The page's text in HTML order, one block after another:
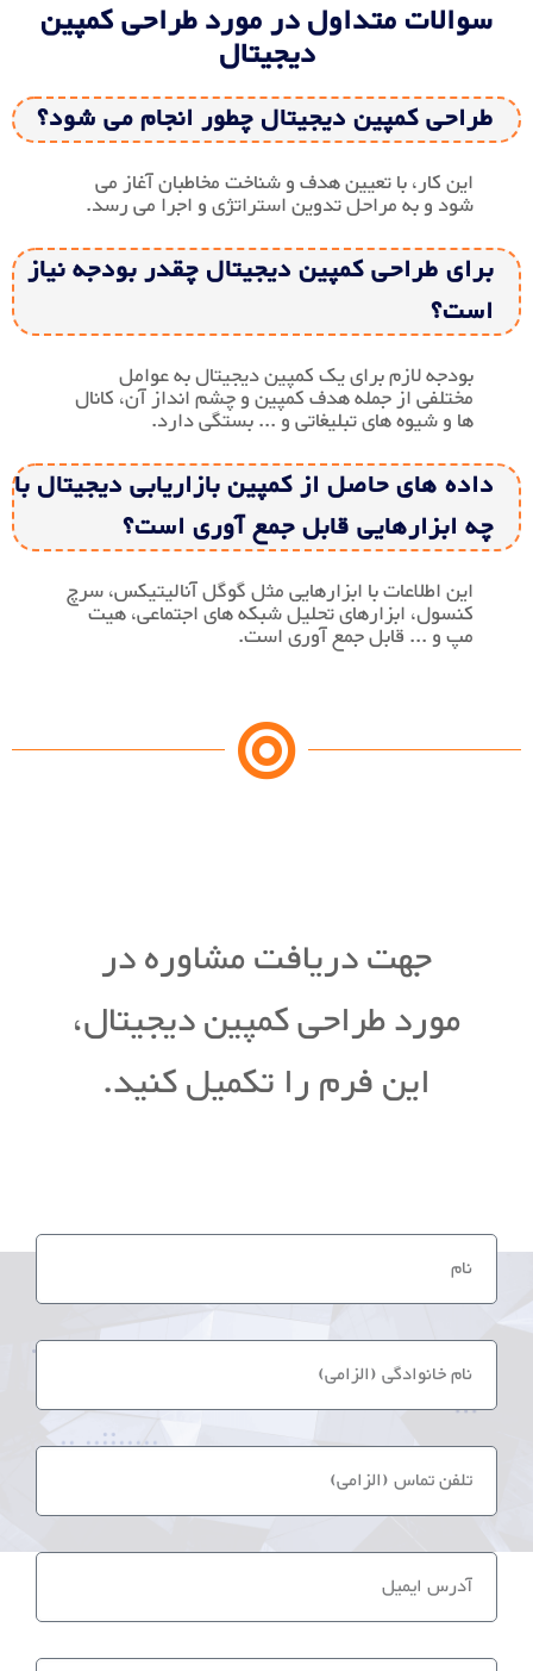
سوالات متداول در مورد طراحی کمپین
دیجیتال
طراحی کمپین دیجیتال چطور انجام می شود؟
این کار، با تعیین هدف و شناخت مخاطبان آغاز می
شود و به مراحل تدوین استراتژی و اجرا می رسد.
برای طراحی کمپین دیجیتال چقدر بودجه نیاز
است؟
بودجه لازم برای یک کمپین دیجیتال به عوامل
مختلفی از جمله هدف کمپین و چشم انداز آن، کانال
ها و شیوه های تبلیغاتی و ... بستگی دارد.
داده های حاصل از کمپین بازاریابی دیجیتال با
چه ابزارهایی قابل جمع آوری است؟
این اطلاعات با ابزارهایی مثل گوگل آنالیتیکس، سرچ
کنسول، ابزارهای تحلیل شبکه های اجتماعی، هیت
مپ و ... قابل جمع آوری است.
جهت دریافت مشاوره در
مورد طراحی کمپین دیجیتال،
این فرم را تکمیل کنید.